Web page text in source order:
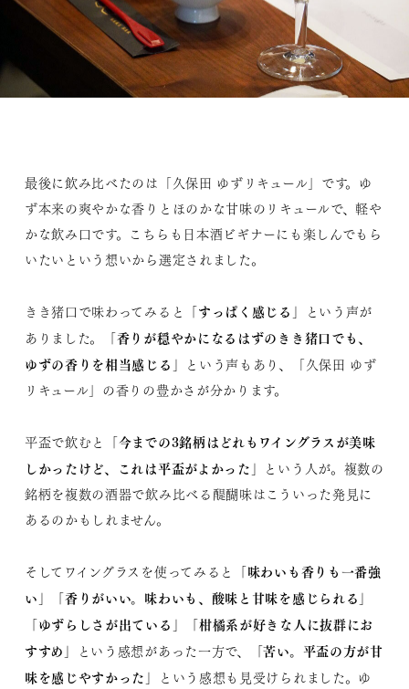
最後に飲み比べたのは「久保田 ゆずリキュール」です。ゆ
ず本来の爽やかな香りとほのかな甘味のリキュールで、軽や
かな飲み口です。こちらも日本酒ビギナーにも楽しんでもら
いたいという想いから選定されました。
きき猪口で味わってみると 「すっぱく感じる」
という声が
ありました。
「香りが穏やかになるはずのきき猪口でも、
ゆずの香りを相当感じる」
という声もあり、「久保田 ゆず
リキュール」の香りの豊かさが分かります。
平盃で飲むと
「今までの3銘柄はどれもワイングラスが美味
しかったけど、これは平盃がよかった」
という人が。複数の
銘柄を複数の酒器で飲み比べる醍醐味はこういった発見に
あるのかもしれません。
そしてワイングラスを使ってみると
「味わいも香りも一番強
い」「香りがいい。味わいも、酸味と甘味を感じられる」
「ゆずらしさが出ている」「柑橘系が好きな人に抜群にお
すすめ」
という感想があった一方で、
「苦い。平盃の方が甘
味を感じやすかった」
という感想も見受けられました。ゆ